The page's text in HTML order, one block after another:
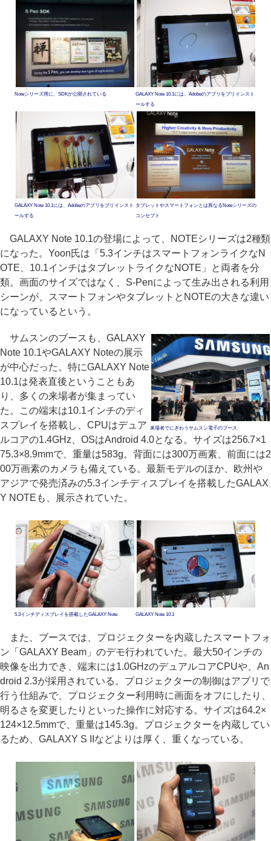
Noteシリーズ用に、SDKが公開されている
GALAXY Note 10.1には、Adobeのアプリをプリインスト
ールする
GALAXY Note 10.1には、Adobeのアプリをプリインスト
ールする
タブレットやスマートフォンとは異なるNoteシリーズの
コンセプト
GALAXY Note 10.1の登場によって、NOTEシリーズは2種類
になった。Yoon氏は「5.3インチはスマートフォンライクなN
OTE、10.1インチはタブレットライクなNOTE」と両者を分
類。画面のサイズではなく、S-Penによって生み出される利用
シーンが、スマートフォンやタブレットとNOTEの大きな違い
になっているという。
来場者でにぎわうサムスン電子のブース
サムスンのブースも、GALAXY
Note 10.1やGALAXY Noteの展示
が中心だった。特にGALAXY Note
10.1は発表直後ということもあ
り、多くの来場者が集まってい
た。この端末は10.1インチのディ
スプレイを搭載し、CPUはデュア
ルコアの1.4GHz、OSはAndroid 4.0となる。サイズは256.7×1
75.3×8.9mmで、重量は583g。背面には300万画素、前面には2
00万画素のカメラも備えている。最新モデルのほか、欧州や
アジアで発売済みの5.3インチディスプレイを搭載したGALAX
Y NOTEも、展示されていた。
5.3インチディスプレイを搭載したGALAXY Note GALAXY Note 10.1
また、ブースでは、プロジェクターを内蔵したスマートフォ
ン「GALAXY Beam」のデモ行われていた。最大50インチの
映像を出力でき、端末には1.0GHzのデュアルコアCPUや、An
droid 2.3が採用されている。プロジェクターの制御はアプリで
行う仕組みで、プロジェクター利用時に画面をオフにしたり、
明るさを変更したりといった操作に対応する。サイズは64.2×
124×12.5mmで、重量は145.3g。プロジェクターを内蔵してい
るため、GALAXY S IIなどよりは厚く、重くなっている。